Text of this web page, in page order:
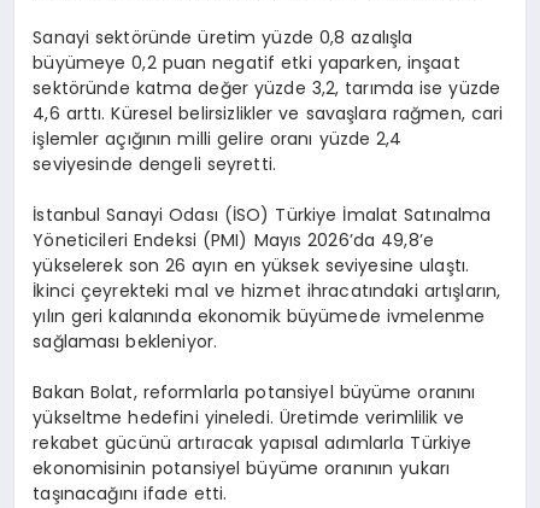
Sanayi sektöründe üretim yüzde 0,8 azalışla
büyümeye 0,2 puan negatif etki yaparken, inşaat
sektöründe katma değer yüzde 3,2, tarımda ise yüzde
4,6 arttı. Küresel belirsizlikler ve savaşlara rağmen, cari
işlemler açığının milli gelire oranı yüzde 2,4
seviyesinde dengeli seyretti.
İstanbul Sanayi Odası (İSO) Türkiye İmalat Satınalma
Yöneticileri Endeksi (PMI) Mayıs 2026’da 49,8’e
yükselerek son 26 ayın en yüksek seviyesine ulaştı.
İkinci çeyrekteki mal ve hizmet ihracatındaki artışların,
yılın geri kalanında ekonomik büyümede ivmelenme
sağlaması bekleniyor.
Bakan Bolat, reformlarla potansiyel büyüme oranını
yükseltme hedefini yineledi. Üretimde verimlilik ve
rekabet gücünü artıracak yapısal adımlarla Türkiye
ekonomisinin potansiyel büyüme oranının yukarı
taşınacağını ifade etti.